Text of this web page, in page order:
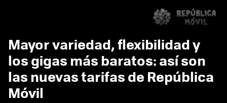
Mayor variedad, flexibilidad y
los gigas más baratos: así son
las nuevas tarifas de República
Móvil